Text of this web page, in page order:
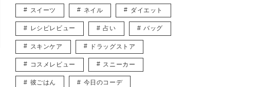
スイーツ ネイル ダイエット
レシピレビュー 占い バッグ
スキンケア ドラッグストア
コスメレビュー スニーカー
彼ごはん 今日のコーデ